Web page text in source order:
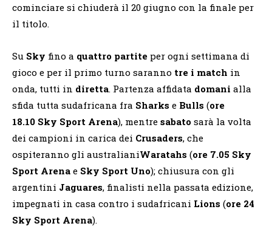
cominciare si chiuderà il 20 giugno con la finale per
il titolo.
Su Sky fino a quattro partite per ogni settimana di
gioco e per il primo turno saranno tre i match in
onda, tutti in diretta. Partenza affidata domani alla
sfida tutta sudafricana fra Sharks e Bulls (ore
18.10 Sky Sport Arena), mentre sabato sarà la volta
dei campioni in carica dei Crusaders, che
ospiteranno gli australianiWaratahs (ore 7.05 Sky
Sport Arena e Sky Sport Uno); chiusura con gli
argentini Jaguares, finalisti nella passata edizione,
impegnati in casa contro i sudafricani Lions (ore 24
Sky Sport Arena).